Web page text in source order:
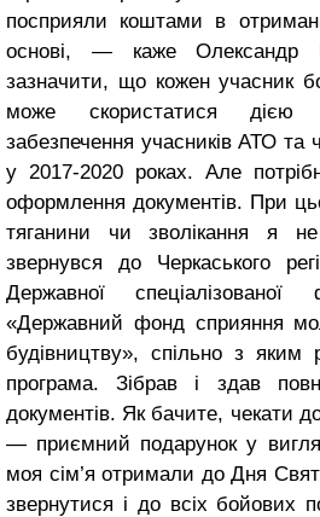
посприяли коштами в
основі, — каже Олександр
зазначити, що кожен учасник
може скористатися дією
забезпечення учасників АТО та
у 2017-2020 роках. Але
оформлення документів. При
тяганини чи зволікання я
звернувся до Черкаського
Державної спеціалізованої
«Державний фонд сприяння
будівництву», спільно з яким
програма. Зібрав і здав
документів. Як бачите, чекати
— приємний подарунок у
моя сім’я отримали до Дня
звернутися і до всіх бойових